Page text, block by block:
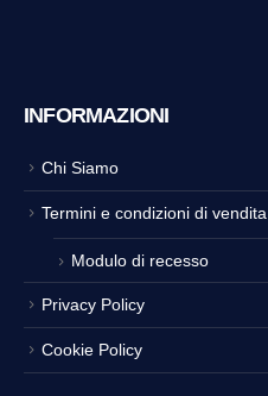
INFORMAZIONI
Chi Siamo
Termini e condizioni di vendita
Modulo di recesso
Privacy Policy
Cookie Policy